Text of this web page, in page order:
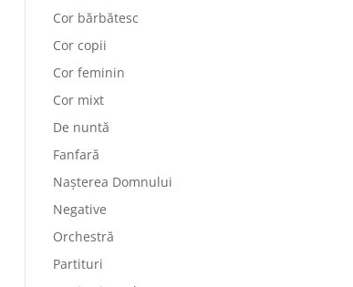
Cor bărbătesc
Cor copii
Cor feminin
Cor mixt
De nuntă
Fanfară
Nașterea Domnului
Negative
Orchestră
Partituri